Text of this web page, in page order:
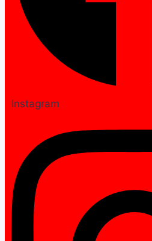
Instagram